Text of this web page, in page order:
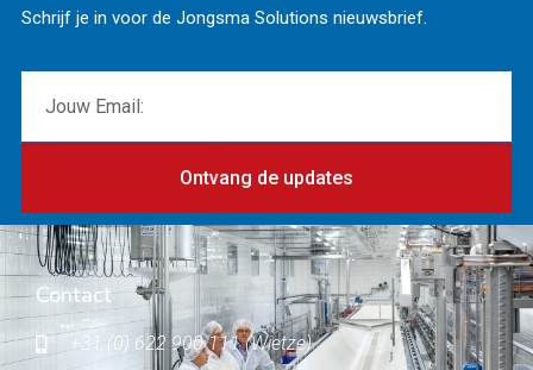
Schrijf je in voor de Jongsma Solutions nieuwsbrief.
Ontvang de updates
Contact
+31 (0) 622 900 111 (Wietze)